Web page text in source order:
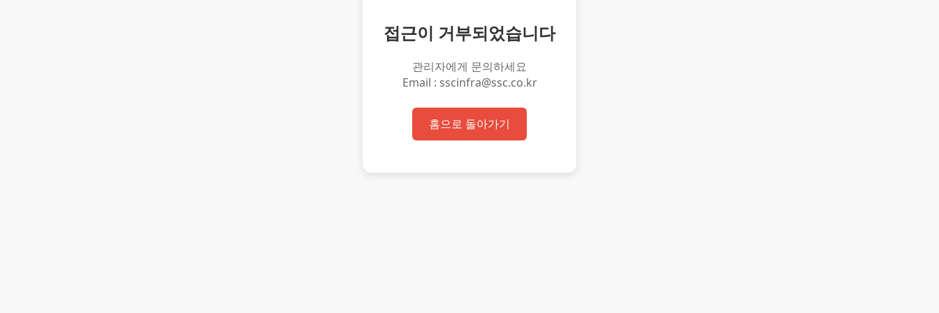
접근이 거부되었습니다
관리자에게 문의하세요
Email : sscinfra@ssc.co.kr
홈으로 돌아가기